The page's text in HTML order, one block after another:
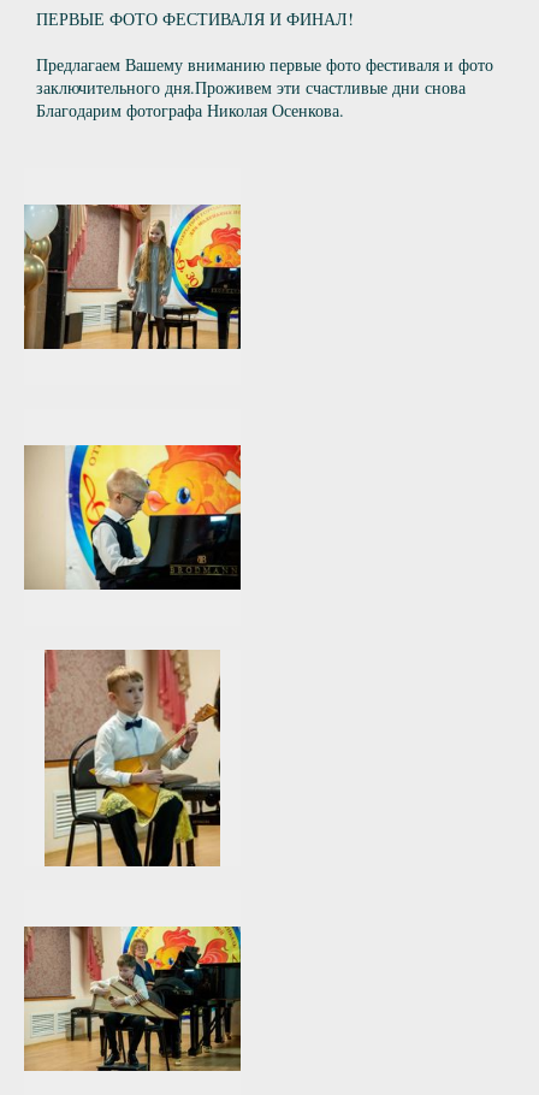
ПЕРВЫЕ ФОТО ФЕСТИВАЛЯ И ФИНАЛ!
Предлагаем Вашему вниманию первые фото фестиваля и фото
заключительного дня.Проживем эти счастливые дни снова
Благодарим фотографа Николая Осенкова.